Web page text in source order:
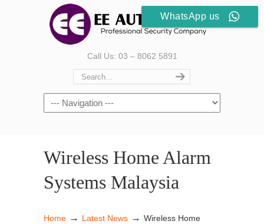
Call Us: 03 – 8062 5891
Wireless Home Alarm
Systems Malaysia
Home → Latest News → Wireless Home
WhatsApp us